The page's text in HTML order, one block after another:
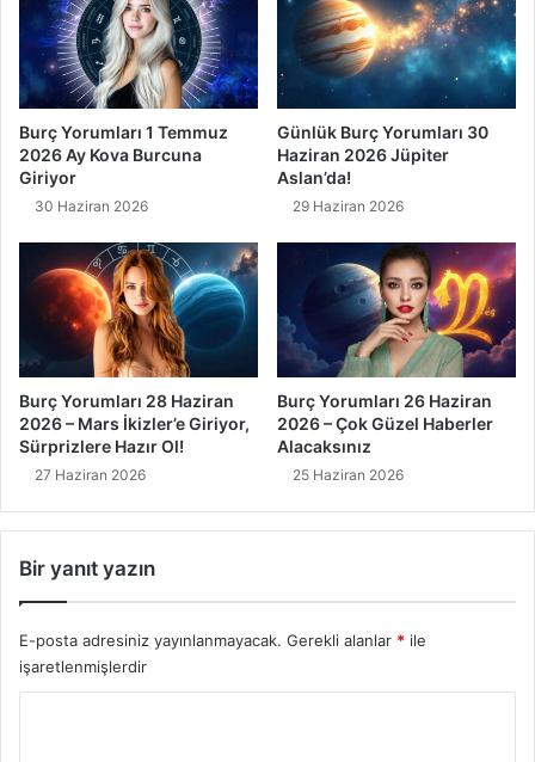
Burç Yorumları 1 Temmuz
2026 Ay Kova Burcuna
Giriyor
30 Haziran 2026
Günlük Burç Yorumları 30
Haziran 2026 Jüpiter
Aslan’da!
29 Haziran 2026
Burç Yorumları 28 Haziran
2026 – Mars İkizler’e Giriyor,
Sürprizlere Hazır Ol!
27 Haziran 2026
Burç Yorumları 26 Haziran
2026 – Çok Güzel Haberler
Alacaksınız
25 Haziran 2026
Bir yanıt yazın
E-posta adresiniz yayınlanmayacak. Gerekli alanlar * ile
işaretlenmişlerdir